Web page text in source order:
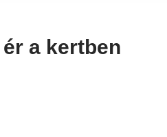
a kertben